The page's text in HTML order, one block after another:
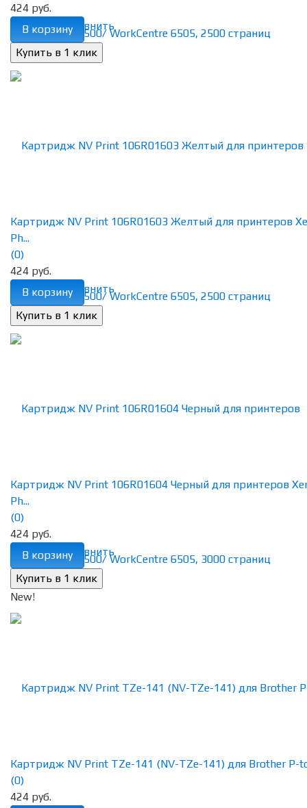
избранное сравнить
424 руб.
В корзину
избранное сравнить
Картридж NV Print 106R01603 Желтый для принтеров
Ph...
(0)
424 руб.
В корзину
избранное сравнить
Картридж NV Print 106R01604 Черный для принтеров
Ph...
(0)
424 руб.
В корзину
New!
Картридж NV Print TZe-141 (NV-TZe-141) для Brother P-
(0)
424 руб.